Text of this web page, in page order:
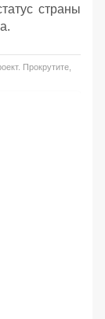
страны
Прокрутите,